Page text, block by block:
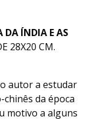
DA ÍNDIA E AS
28X20 CM.
autor a estudar
da época
motivo a alguns